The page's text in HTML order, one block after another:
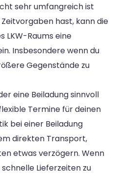
sehr umfangreich ist
hast, kann die
LKW-Raums eine
Insbesondere wenn du
Gegenstände zu
eine Beiladung sinnvoll
Termine für deinen
bei einer Beiladung
direkten Transport,
etwas verzögern. Wenn
Lieferzeiten zu